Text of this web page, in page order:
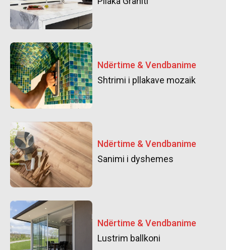
Ndërtime & Vendbanime
Shtrimi i pllakave mozaik
Ndërtime & Vendbanime
Sanimi i dyshemes
Ndërtime & Vendbanime
Lustrim ballkoni